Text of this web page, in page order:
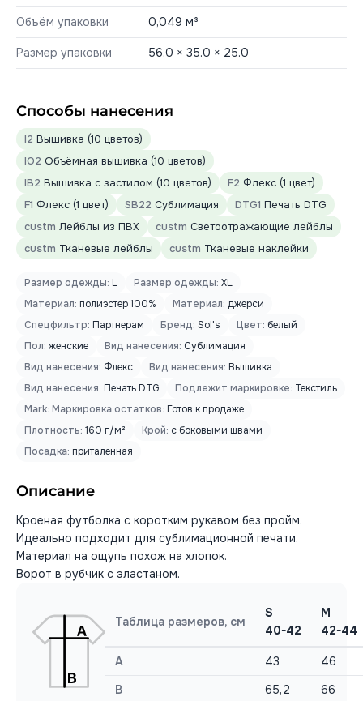
Объём упаковки 0,049 м³
Размер упаковки 56.0 × 35.0 × 25.0
Способы нанесения
I2 Вышивка (10 цветов)
IO2 Объёмная вышивка (10 цветов)
IB2 Вышивка с застилом (10 цветов) F2 Флекс (1 цвет)
F1 Флекс (1 цвет) SB22 Сублимация DTG1 Печать DTG
custm Лейблы из ПВХ custm Светоотражающие лейблы
custm Тканевые лейблы custm Тканевые наклейки
Размер одежды: L Размер одежды: XL
Материал: полиэстер 100% Материал: джерси
Спецфильтр: Партнерам Бренд: Sol's Цвет: белый
Пол: женские Вид нанесения: Сублимация
Вид нанесения: Флекс Вид нанесения: Вышивка
Вид нанесения: Печать DTG Подлежит маркировке: Текстиль
Mark: Маркировка остатков: Готов к продаже
Плотность: 160 г/м² Крой: с боковыми швами
Посадка: приталенная
Описание
Кроеная футболка с коротким рукавом без пройм.
Идеально подходит для сублимационной печати.
Материал на ощупь похож на хлопок.
Ворот в рубчик с эластаном.
Таблица размеров, см
S
40-42
M
42-44
A 43
46
B
65,2 66